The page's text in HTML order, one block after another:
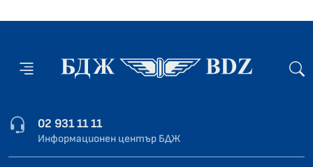
02 931 11 11
Информационен център БДЖ